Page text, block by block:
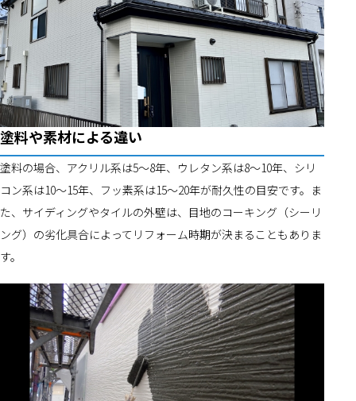
塗料や素材による違い
塗料の場合、アクリル系は5～8年、ウレタン系は8～10年、シリ
コン系は10～15年、フッ素系は15～20年が耐久性の目安です。ま
た、サイディングやタイルの外壁は、目地のコーキング（シーリ
ング）の劣化具合によってリフォーム時期が決まることもありま
す。